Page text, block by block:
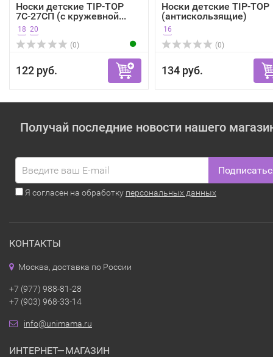
Носки детские TIP-TOP
7С-27СП (с кружевной...
18 20
(0)
122 руб.
Носки детские TIP-TOP
(антискользящие)
7С-54СП
16
(0)
134 руб.
Получай последние новости нашего
Я согласен на обработку персональных данных
КОНТАКТЫ
Москва, доставка по России
+7 (977) 988-81-28
+7 (903) 968-33-14
info@unimama.ru
ИНТЕРНЕТ—МАГАЗИН